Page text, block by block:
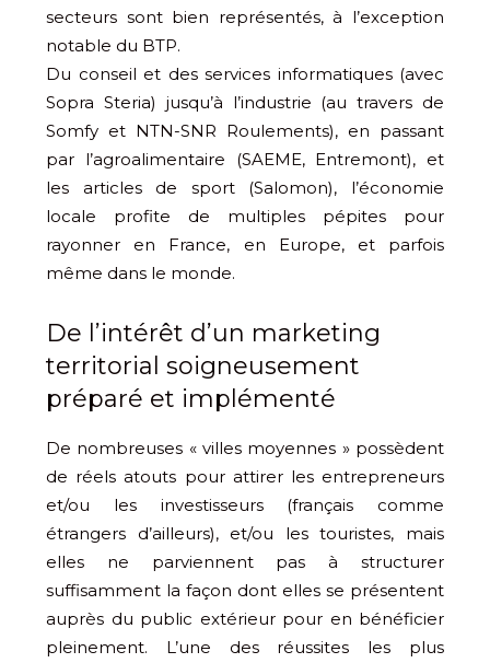
secteurs sont bien représentés, à l’exception
notable du BTP.
Du conseil et des services informatiques (avec
Sopra Steria) jusqu’à l’industrie (au travers de
Somfy et NTN-SNR Roulements), en passant
par l’agroalimentaire (SAEME, Entremont), et
les articles de sport (Salomon), l’économie
locale profite de multiples pépites pour
rayonner en France, en Europe, et parfois
même dans le monde.
De l’intérêt d’un marketing
territorial soigneusement
préparé et implémenté
De nombreuses « villes moyennes » possèdent
de réels atouts pour attirer les entrepreneurs
et/ou les investisseurs (français comme
étrangers d’ailleurs), et/ou les touristes, mais
elles ne parviennent pas à structurer
suffisamment la façon dont elles se présentent
auprès du public extérieur pour en bénéficier
pleinement. L’une des réussites les plus